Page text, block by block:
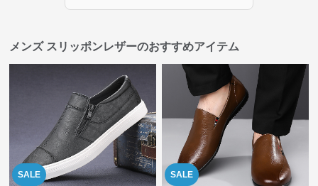
メンズ スリッポンレザーのおすすめアイテム
SALE SALE